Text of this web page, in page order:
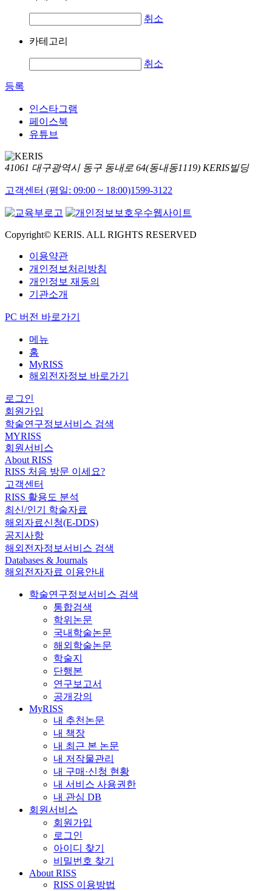
취소
카테고리
취소
등록
인스타그램
페이스북
유튜브
41061 대구광역시 동구 동내로 64(동내동1119) KERIS빌딩
고객센터 (평일: 09:00 ~ 18:00)1599-3122
Copyright© KERIS. ALL RIGHTS RESERVED
이용약관
개인정보처리방침
개인정보 재동의
기관소개
PC 버전 바로가기
메뉴
홈
MyRISS
해외전자정보 바로가기
로그인
회원가입
학술연구정보서비스 검색
MYRISS
회원서비스
About RISS
RISS 처음 방문 이세요?
고객센터
RISS 활용도 분석
최신/인기 학술자료
해외자료신청(E-DDS)
공지사항
해외전자정보서비스 검색
Databases & Journals
해외전자자료 이용안내
학술연구정보서비스 검색
통합검색
학위논문
국내학술논문
해외학술논문
학술지
단행본
연구보고서
공개강의
MyRISS
내 추천논문
내 책장
내 최근 본 논문
내 저작물관리
내 구매·신청 현황
내 서비스 사용권한
내 관심 DB
회원서비스
회원가입
로그인
아이디 찾기
비밀번호 찾기
About RISS
RISS 이용방법